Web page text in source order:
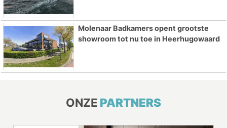
Molenaar Badkamers opent grootste
showroom tot nu toe in Heerhugowaard
ONZE PARTNERS